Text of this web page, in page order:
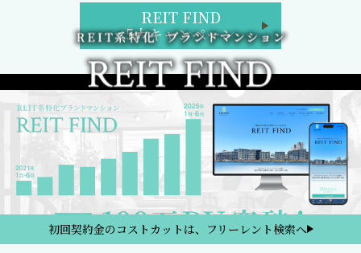
REIT FIND
5大キャンペーン
初回契約金のコストカットは、フリーレント検索へ